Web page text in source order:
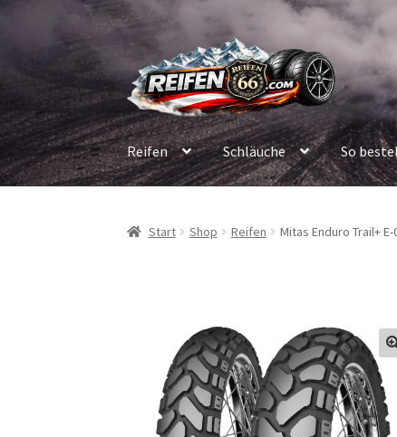
Navigation
springen
Inhalt
springen
Reifen Schläuche So
Start Shop Reifen Mitas Enduro Trail+